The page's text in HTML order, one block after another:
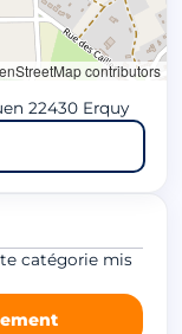
contributors
22430 Erquy
catégorie mis